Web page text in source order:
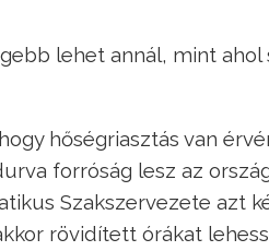
lehet annál, mint ahol
hőségriasztás van
forróság lesz az
Szakszervezete azt
rövidített órákat